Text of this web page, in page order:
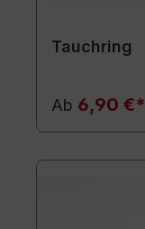
Tauchring
Ab 6,90 €*